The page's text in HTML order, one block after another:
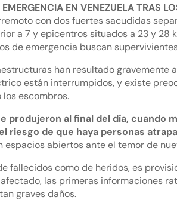
EN VENEZUELA TRAS
con dos fuertes sacudidas
a 7 y epicentros situados a 23 y 28
de emergencia buscan
han resultado gravemente
están interrumpidos, y existe
escombros.
produjeron al final del día, cuando
riesgo de que haya personas
espacios abiertos ante el temor de
fallecidos como de heridos, es
las primeras informaciones
graves daños.